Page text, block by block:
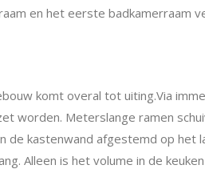
en het eerste badkamerraam
komt overal tot uiting.Via
worden. Meterslange ramen
de kastenwand afgestemd op het
Alleen is het volume in de